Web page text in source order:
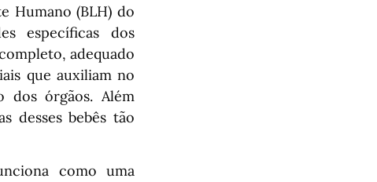
Humano (BLH) do
específicas dos
adequado
que auxiliam no
dos órgãos. Além
desses bebês tão
como uma